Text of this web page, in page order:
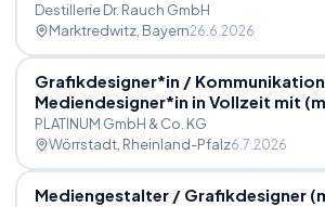
Destillerie Dr. Rauch GmbH
Marktredwitz, Bayern26.6.2026
Grafikdesigner*in /
Mediendesigner*in in Vollzeit mit (m
PLATINUM GmbH & Co. KG
Wörrstadt, Rheinland-Pfalz6.7.2026
Mediengestalter /Grafikdesigner